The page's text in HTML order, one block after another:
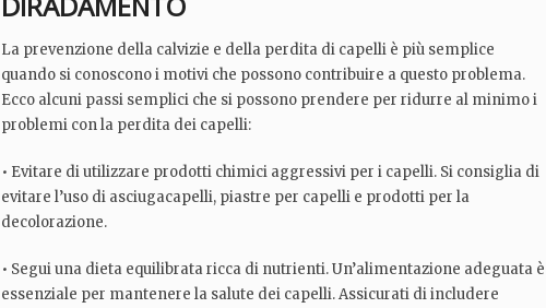
La prevenzione della calvizie e della perdita di capelli è più semplice
quando si conoscono i motivi che possono contribuire a questo problema.
Ecco alcuni passi semplici che si possono prendere per ridurre al minimo i
problemi con la perdita dei capelli:
• Evitare di utilizzare prodotti chimici aggressivi per i capelli. Si consiglia di
evitare l’uso di asciugacapelli, piastre per capelli e prodotti per la
decolorazione.
• Segui una dieta equilibrata ricca di nutrienti. Un’alimentazione adeguata è
essenziale per mantenere la salute dei capelli. Assicurati di includere